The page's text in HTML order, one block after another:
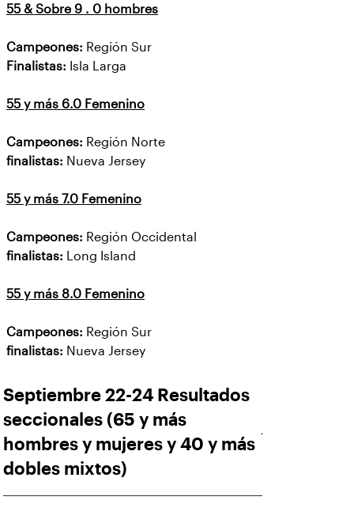
55 & Sobre 9 . 0 hombres
Campeones: Región Sur
Finalistas: Isla Larga
55 y más 6.0 Femenino
Campeones: Región Norte
finalistas: Nueva Jersey
55 y más 7.0 Femenino
Campeones: Región Occidental
finalistas:
Long Island
55 y más 8.0 Femenino
Campeones: Región Sur
finalistas: Nueva Jersey
Septiembre 22-24 Resultados
seccionales (65 y más
hombres y mujeres y 40 y más
dobles mixtos)